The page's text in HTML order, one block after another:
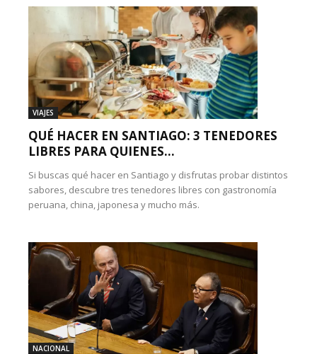
VIAJES
QUÉ HACER EN SANTIAGO: 3 TENEDORES
LIBRES PARA QUIENES...
Si buscas qué hacer en Santiago y disfrutas probar distintos
sabores, descubre tres tenedores libres con gastronomía
peruana, china, japonesa y mucho más.
NACIONAL